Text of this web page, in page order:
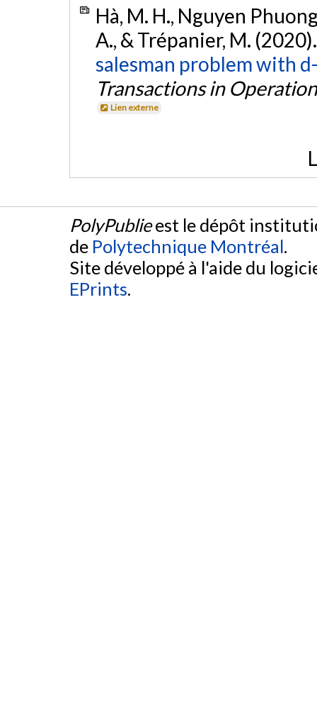
Hà, M. H., Nguyen
A., & Trépanier, M.
salesman problem with
Transactions in
Lien externe
PolyPublieest le dépôt
de Polytechnique Montréal.
Site développé à l'aide du
EPrints.